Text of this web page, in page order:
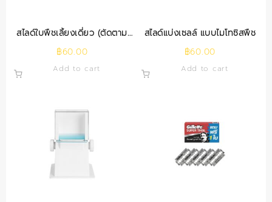
สไลด์ใบพืชเลี้ยงเดี่ยว (ตัดตาม
ยาว)
฿60.00
Add to cart
สไลด์แบ่งเซลล์ แบบไมโทซิสพืช
฿60.00
Add to cart